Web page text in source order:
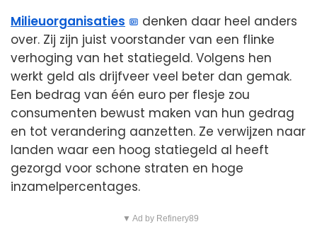
Milieuorganisaties
denken daar heel anders
over. Zij zijn juist voorstander van een flinke
verhoging van het statiegeld. Volgens hen
werkt geld als drijfveer veel beter dan gemak.
Een bedrag van één euro per flesje zou
consumenten bewust maken van hun gedrag
en tot verandering aanzetten. Ze verwijzen naar
landen waar een hoog statiegeld al heeft
gezorgd voor schone straten en hoge
inzamelpercentages.
▼ Ad by Refinery89